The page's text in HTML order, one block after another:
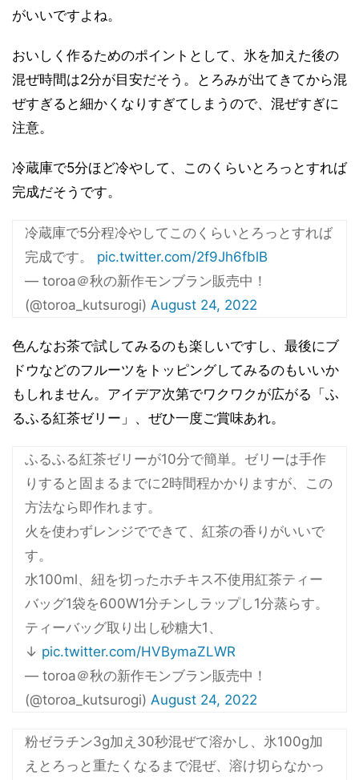
がいいですよね。
おいしく作るためのポイントとして、氷を加えた後の
混ぜ時間は2分が目安だそう。とろみが出てきてから混
ぜすぎると細かくなりすぎてしまうので、混ぜすぎに
注意。
冷蔵庫で5分ほど冷やして、このくらいとろっとすれば
完成だそうです。
冷蔵庫で5分程冷やしてこのくらいとろっとすれば
完成です。 pic.twitter.com/2f9Jh6fblB
— toroa＠秋の新作モンブラン販売中！
(@toroa_kutsurogi) August 24, 2022
色んなお茶で試してみるのも楽しいですし、最後にブ
ドウなどのフルーツをトッピングしてみるのもいいか
もしれません。アイデア次第でワクワクが広がる「ふ
るふる紅茶ゼリー」、ぜひ一度ご賞味あれ。
ふるふる紅茶ゼリーが10分で簡単。ゼリーは手作
りすると固まるまでに2時間程かかりますが、この
方法なら即作れます。
火を使わずレンジでできて、紅茶の香りがいいで
す。
水100ml、紐を切ったホチキス不使用紅茶ティー
バッグ1袋を600W1分チンしラップし1分蒸らす。
ティーバッグ取り出し砂糖大1、
↓ pic.twitter.com/HVBymaZLWR
— toroa＠秋の新作モンブラン販売中！
(@toroa_kutsurogi) August 24, 2022
粉ゼラチン3g加え30秒混ぜて溶かし、氷100g加
えとろっと重たくなるまで混ぜ、溶け切らなかっ